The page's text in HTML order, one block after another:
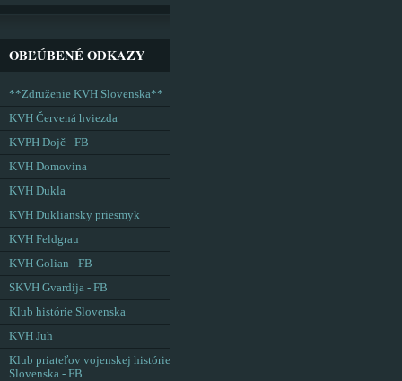
OBĽÚBENÉ ODKAZY
**Združenie KVH Slovenska**
KVH Červená hviezda
KVPH Dojč - FB
KVH Domovina
KVH Dukla
KVH Dukliansky priesmyk
KVH Feldgrau
KVH Golian - FB
SKVH Gvardija - FB
Klub histórie Slovenska
KVH Juh
Klub priateľov vojenskej histórie
Slovenska - FB